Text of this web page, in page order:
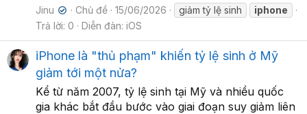
Jinu ✔ Chủ đề 15/06/2026 giảm tỷ lệ sinh
iphone
Trả lời: 0
Diễn đàn: iOS
iPhone là "thủ phạm" khiến tỷ lệ sinh ở Mỹ
giảm tới một nửa?
Kể từ năm 2007, tỷ lệ sinh tại Mỹ và nhiều quốc
gia khác bắt đầu bước vào giai đoạn suy giảm liên